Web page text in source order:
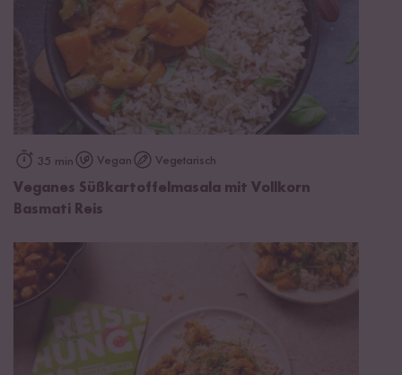
35 min Vegan Vegetarisch
Veganes Süßkartoffelmasala mit Vollkorn
Basmati Reis